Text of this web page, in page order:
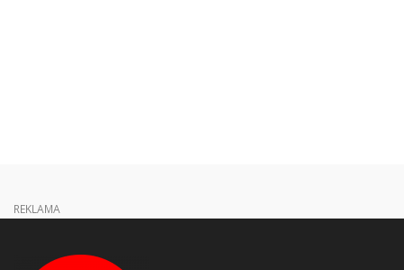
REKLAMA